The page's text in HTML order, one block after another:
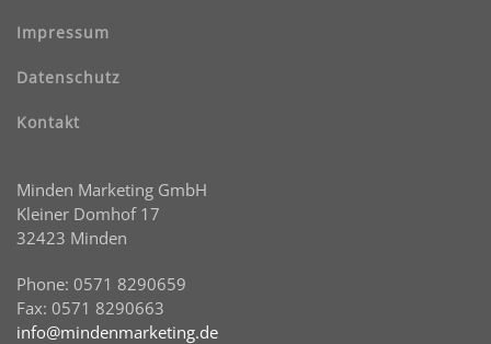
Impressum
Datenschutz
Kontakt
Minden Marketing GmbH
Kleiner Domhof 17
32423 Minden
Phone: 0571 8290659
Fax: 0571 8290663
info@mindenmarketing.de